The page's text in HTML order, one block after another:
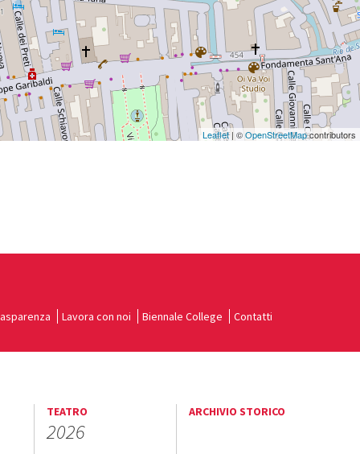
Leaflet| ©OpenStreetMapcontributors
Lavora con noi Biennale College Contatti
TEATRO
2026
ARCHIVIO STORICO